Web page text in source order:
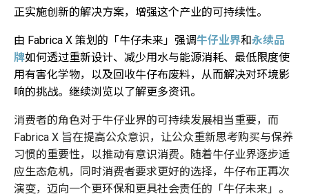
正实施创新的解决方案，增强这个产业的可持续性。
由 Fabrica X 策划的「牛仔未来」强调牛仔业界和永续品
牌如何透过重新设计、减少用水与能源消耗、最低限度使
用有害化学物，以及回收牛仔布废料，从而解决对环境影
响的挑战。继续浏览以了解更多资讯。
消费者的角色对于牛仔业界的可持续发展相当重要，而
Fabrica X 旨在提高公众意识，让公众重新思考购买与保养
习惯的重要性，以推动有意识消费。随着牛仔业界逐步适
应生态危机，同时消费者要求更好的选择，牛仔布正再次
演变，迈向一个更环保和更具社会责任的「牛仔未来」。